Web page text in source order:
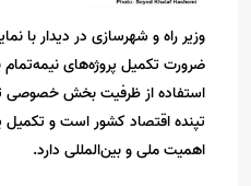
وزیر راه و شهرسازی در دیدار با
ضرورت تکمیل پروژه‌های نیمه‌تمام
استفاده از ظرفیت بخش خصوصی
تپنده اقتصاد کشور است و تکمیل
اهمیت ملی و بین‌المللی دارد.